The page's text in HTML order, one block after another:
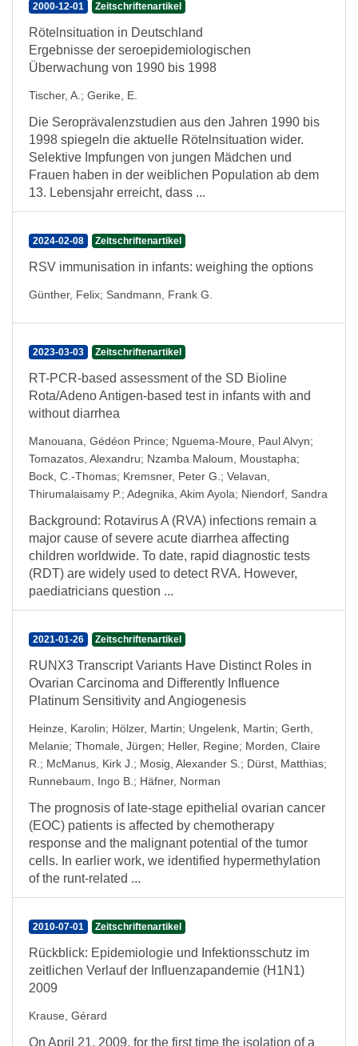
2000-12-01 Zeitschriftenartikel
Rötelnsituation in Deutschland
Ergebnisse der seroepidemiologischen
Überwachung von 1990 bis 1998
Tischer, A. ; Gerike, E.
Die Seroprävalenzstudien aus den Jahren 1990 bis
1998 spiegeln die aktuelle Rötelnsituation wider.
Selektive Impfungen von jungen Mädchen und
Frauen haben in der weiblichen Population ab dem
13. Lebensjahr erreicht, dass ...
2024-02-08 Zeitschriftenartikel
RSV immunisation in infants: weighing the options
Günther, Felix; Sandmann, Frank G.
2023-03-03 Zeitschriftenartikel
RT-PCR-based assessment of the SD Bioline
Rota/Adeno Antigen-based test in infants with and
without diarrhea
Manouana, Gédéon Prince; Nguema-Moure, Paul Alvyn;
Tomazatos, Alexandru; Nzamba Maloum, Moustapha;
Bock, C.-Thomas; Kremsner, Peter G. ; Velavan,
Thirumalaisamy P.; Adegnika, Akim Ayola; Niendorf, Sandra
Background: Rotavirus A (RVA) infections remain a
major cause of severe acute diarrhea affecting
children worldwide. To date, rapid diagnostic tests
(RDT) are widely used to detect RVA. However,
paediatricians question ...
2021-01-26 Zeitschriftenartikel
RUNX3 Transcript Variants Have Distinct Roles in
Ovarian Carcinoma and Differently Influence
Platinum Sensitivity and Angiogenesis
Heinze, Karolin; Hölzer, Martin; Ungelenk, Martin; Gerth,
Melanie; Thomale, Jürgen; Heller, Regine; Morden, Claire
R. ; McManus, Kirk J. ; Mosig, Alexander S. ; Dürst, Matthias;
Runnebaum, Ingo B. ; Häfner, Norman
The prognosis of late-stage epithelial ovarian cancer
(EOC) patients is affected by chemotherapy
response and the malignant potential of the tumor
cells. In earlier work, we identified hypermethylation
of the runt-related ...
2010-07-01 Zeitschriftenartikel
Rückblick: Epidemiologie und Infektionsschutz im
zeitlichen Verlauf der Influenzapandemie (H1N1)
2009
Krause, Gérard
On April 21, 2009, for the first time the isolation of a